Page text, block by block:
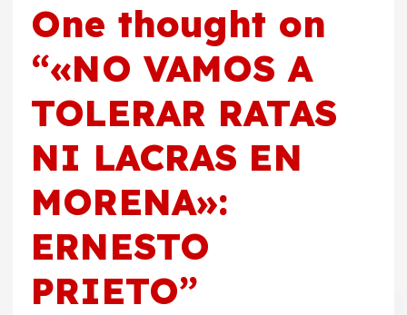
One thought on
“«NO VAMOS A
TOLERAR RATAS
NI LACRAS EN
MORENA»:
ERNESTO
PRIETO”